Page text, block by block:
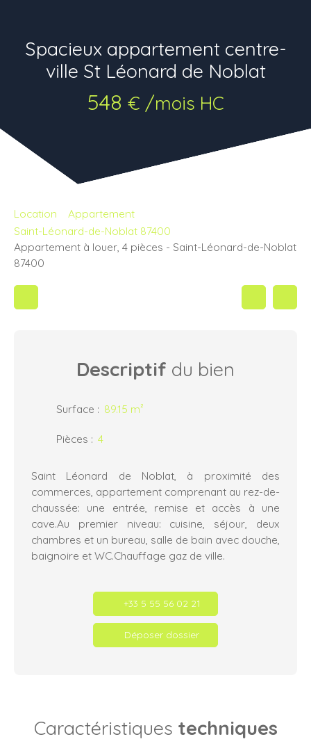
Spacieux appartement centre-
ville St Léonard de Noblat
548 € /mois HC
Location
Appartement
Saint-Léonard-de-Noblat 87400
Appartement à louer, 4 pièces - Saint-Léonard-de-Noblat
87400
Descriptif du bien
Surface : 89.15 m²
Pièces : 4
Saint Léonard de Noblat, à proximité des
commerces, appartement comprenant au rez-de-
chaussée: une entrée, remise et accès à une
cave.Au premier niveau: cuisine, séjour, deux
chambres et un bureau, salle de bain avec douche,
baignoire et WC.Chauffage gaz de ville.
+33 5 55 56 02 21
Déposer dossier
Caractéristiques techniques